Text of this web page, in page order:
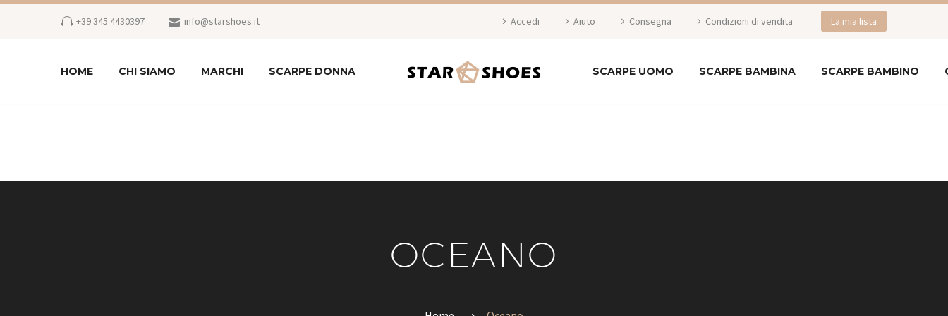
+39 345 4430397 info@starshoes.it Accedi Aiuto Consegna Condizioni di vendita La mia lista
HOME CHI SIAMO MARCHI SCARPE DONNA SCARPE UOMO SCARPE BAMBINA SCARPE BAMBINO
OCEANO